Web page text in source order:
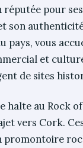
pour
son
pays, vous
et
de sites
halte au Rock
vers Cork.
promontoire